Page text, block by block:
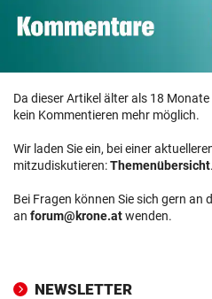
Da dieser Artikel älter als 18
kein Kommentieren mehr möglich.
Wir laden Sie ein, bei einer
mitzudiskutieren:Themenübersicht.
Bei Fragen können Sie sich gern an
an forum@krone.atwenden.
NEWSLETTER